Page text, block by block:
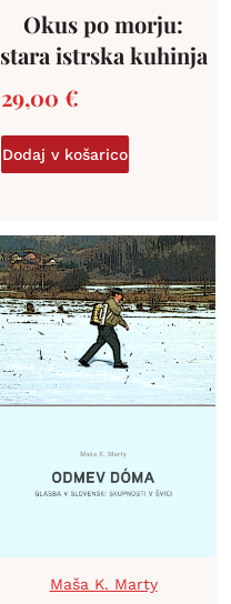
Okus po morju:
stara istrska kuhinja
29,00 €
Dodaj v košarico
Maša K. Marty